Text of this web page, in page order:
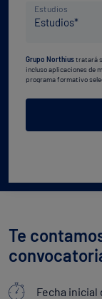
Nivel
de
*
Estudios
Grupo Northiustratará
incluso aplicaciones de
programa formativo
correspondiente.
servicios de acuerdo a
rectificación, supresión,
Te
Fecha